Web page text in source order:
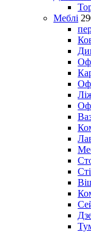
Меблі